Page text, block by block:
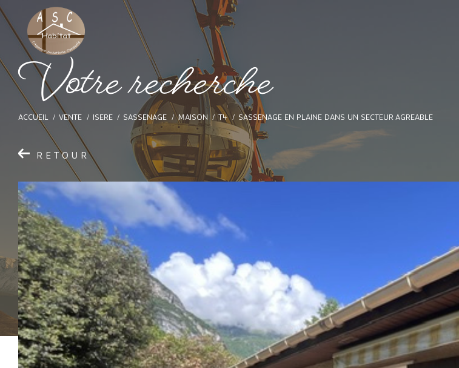
Voterecherche
ACCUEIL VENTE ISERE SASSENAGE MAISON T4 SASSENAGE EN PLAINE DANS UN SECTEUR AGREABLE
RETOUR